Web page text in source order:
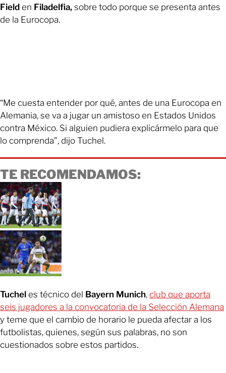
Field en Filadelfia, sobre todo porque se presenta antes
de la Eurocopa.
“Me cuesta entender por qué, antes de una Eurocopa en
Alemania, se va a jugar un amistoso en Estados Unidos
contra México. Si alguien pudiera explicármelo para que
lo comprenda”, dijo Tuchel.
TE RECOMENDAMOS:
Tuchel es técnico del Bayern Munich, club que aporta
seis jugadores a la convocatoria de la Selección Alemana
y teme que el cambio de horario le pueda afectar a los
futbolistas, quienes, según sus palabras, no son
cuestionados sobre estos partidos.